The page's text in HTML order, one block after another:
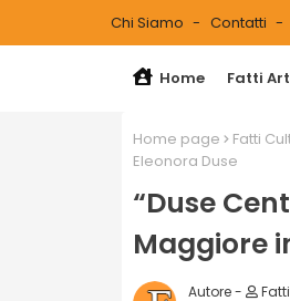
Chi Siamo Contatti
Home Fatti
Home page Fatti
Eleonora Duse
“Duse
Maggiore